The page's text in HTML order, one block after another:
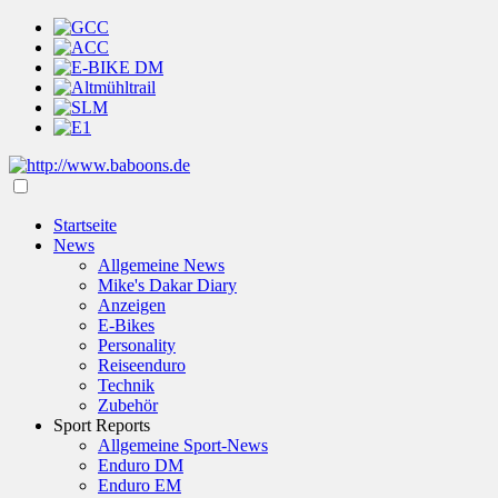
Startseite
News
Allgemeine News
Mike's Dakar Diary
Anzeigen
E-Bikes
Personality
Reiseenduro
Technik
Zubehör
Sport Reports
Allgemeine Sport-News
Enduro DM
Enduro EM